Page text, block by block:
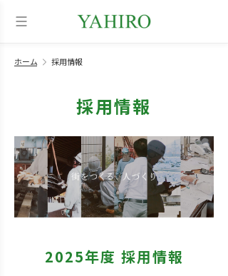
ホーム 採用情報
採用情報
2025年度 採用情報